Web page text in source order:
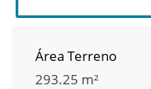
Área Terreno
293.25 m²